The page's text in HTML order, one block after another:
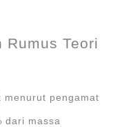
Rumus Teori
menurut pengamat
dari massa